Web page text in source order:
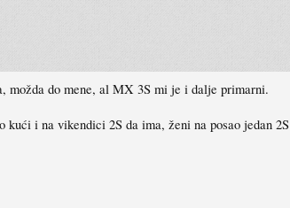
možda do mene, al MX 3S mi je i dalje primarni.
i na vikendici 2S da ima, ženi na posao jedan 2S